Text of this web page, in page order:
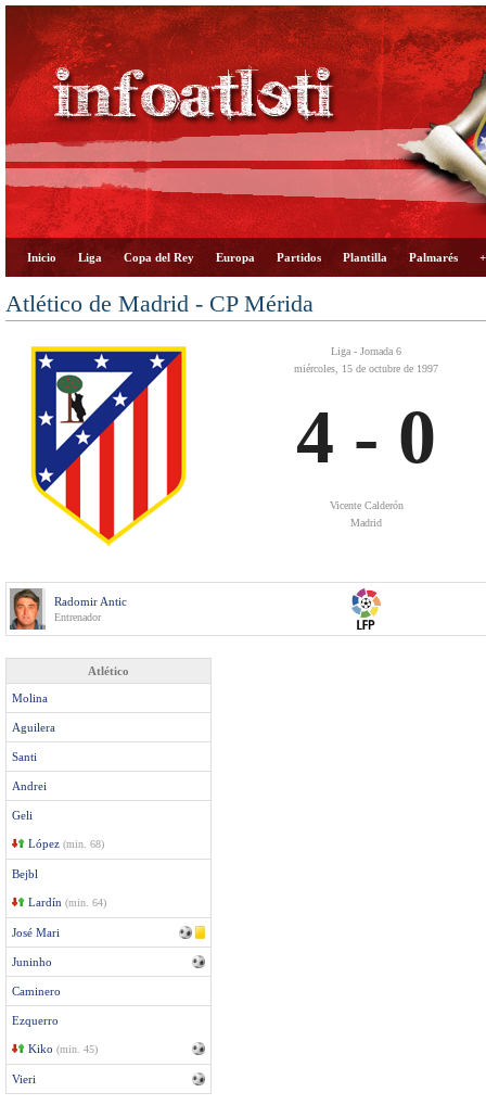
Inicio Liga Copa del Rey Europa Partidos Plantilla Palmarés
Atlético de Madrid - CP Mérida
Liga - Jornada 6
miércoles, 15 de octubre de 1997
4 - 0
Vicente Calderón
Madrid
Radomir Antic
Entrenador
Atlético
Molina
Aguilera
Santi
Andrei
Geli
López (min. 68)
Bejbl
Lardín (min. 64)
José Mari
Juninho
Caminero
Ezquerro
Kiko (min. 45)
Vieri